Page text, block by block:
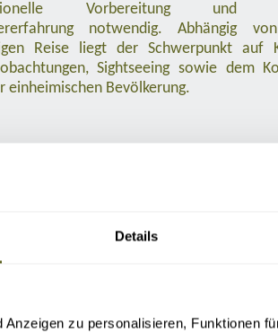
Details
zu personalisieren, Funktionen
Vorbereitung und
notwendig. Abhängig
Reise liegt der Schwerpunkt auf
Sightseeing sowie dem
einheimischen Bevölkerung.